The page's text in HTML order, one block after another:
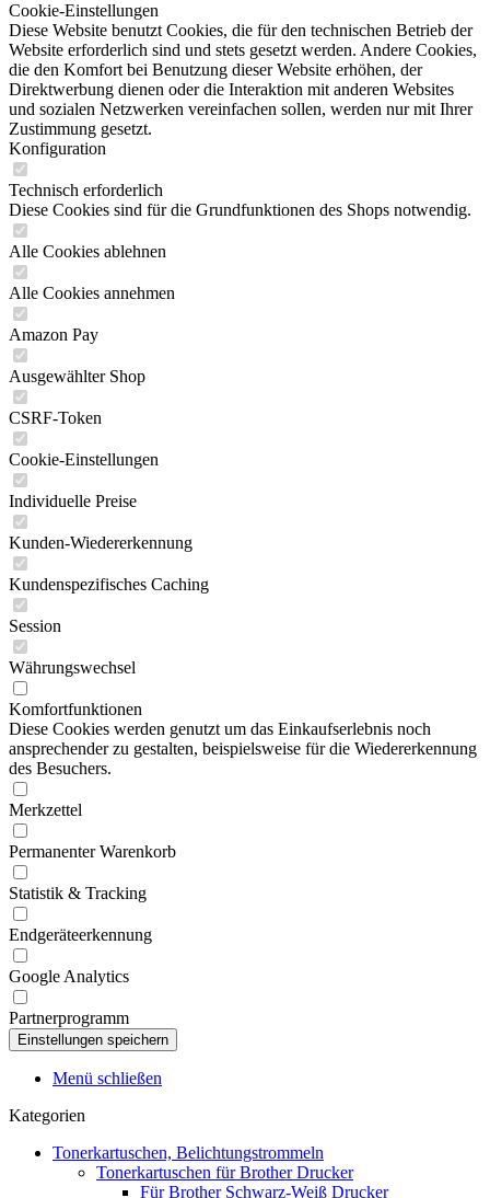
Cookie-Einstellungen
Diese Website benutzt Cookies, die für den technischen Betrieb der
Website erforderlich sind und stets gesetzt werden. Andere Cookies,
die den Komfort bei Benutzung dieser Website erhöhen, der
Direktwerbung dienen oder die Interaktion mit anderen Websites
und sozialen Netzwerken vereinfachen sollen, werden nur mit Ihrer
Zustimmung gesetzt.
Konfiguration
Technisch erforderlich
Diese Cookies sind für die Grundfunktionen des Shops notwendig.
Alle Cookies ablehnen
Alle Cookies annehmen
Amazon Pay
Ausgewählter Shop
CSRF-Token
Cookie-Einstellungen
Individuelle Preise
Kunden-Wiedererkennung
Kundenspezifisches Caching
Session
Währungswechsel
Komfortfunktionen
Diese Cookies werden genutzt um das Einkaufserlebnis noch
ansprechender zu gestalten, beispielsweise für die Wiedererkennung
des Besuchers.
Merkzettel
Permanenter Warenkorb
Statistik & Tracking
Endgeräteerkennung
Google Analytics
Partnerprogramm
Menü schließen
Kategorien
Tonerkartuschen, Belichtungstrommeln
Tonerkartuschen für Brother Drucker
Für Brother Schwarz-Weiß Drucker